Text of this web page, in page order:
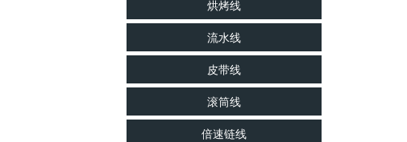
烘干箱
电烤箱
光学、眼镜行业烤箱
梅子、果类、饼干行业烘箱
光电LED行业烤箱
组装生产线
滚筒线
输送线
输送机
包装线
悬挂链
水帘柜
清洗线
印刷烘干线
烘烤线
流水线
皮带线
滚筒线
倍速链线